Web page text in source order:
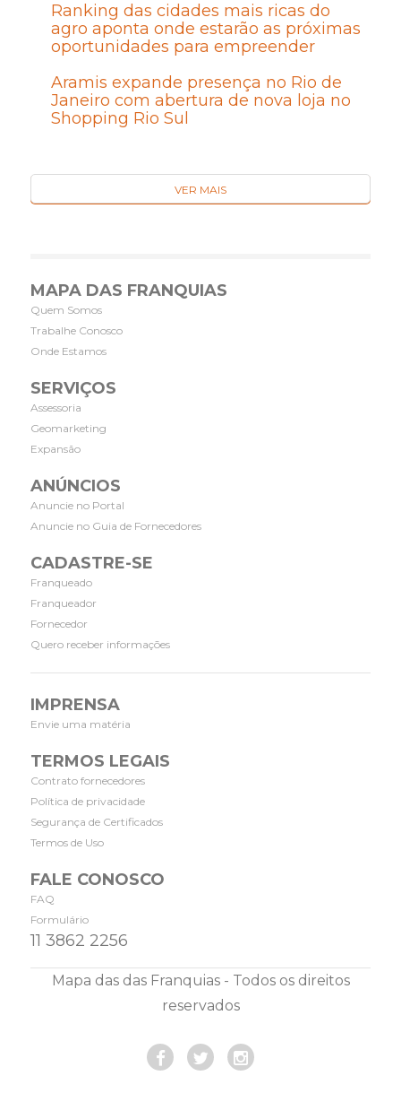
Ranking das cidades mais ricas do
agro aponta onde estarão as próximas
oportunidades para empreender
Aramis expande presença no Rio de
Janeiro com abertura de nova loja no
Shopping Rio Sul
VER MAIS
MAPA DAS FRANQUIAS
Quem Somos
Trabalhe Conosco
Onde Estamos
SERVIÇOS
Assessoria
Geomarketing
Expansão
ANÚNCIOS
Anuncie no Portal
Anuncie no Guia de Fornecedores
CADASTRE-SE
Franqueado
Franqueador
Fornecedor
Quero receber informações
IMPRENSA
Envie uma matéria
TERMOS LEGAIS
Contrato fornecedores
Política de privacidade
Segurança de Certificados
Termos de Uso
FALE CONOSCO
FAQ
Formulário
11 3862 2256
Mapa das das Franquias - Todos os direitos
reservados